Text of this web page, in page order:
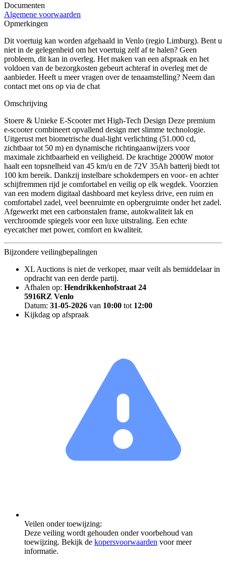
Documenten
Algemene voorwaarden
Opmerkingen
Dit voertuig kan worden afgehaald in Venlo (regio Limburg). Bent u
niet in de gelegenheid om het voertuig zelf af te halen? Geen
probleem, dit kan in overleg. Het maken van een afspraak en het
voldoen van de bezorgkosten gebeurt achteraf in overleg met de
aanbieder. Heeft u meer vragen over de tenaamstelling? Neem dan
contact met ons op via de chat
Omschrijving
Stoere & Unieke E-Scooter met High-Tech Design Deze premium
e-scooter combineert opvallend design met slimme technologie.
Uitgerust met biometrische dual-light verlichting (51.000 cd,
zichtbaar tot 50 m) en dynamische richtingaanwijzers voor
maximale zichtbaarheid en veiligheid. De krachtige 2000W motor
haalt een topsnelheid van 45 km/u en de 72V 35Ah batterij biedt tot
100 km bereik. Dankzij instelbare schokdempers en voor- en achter
schijfremmen rijd je comfortabel en veilig op elk wegdek. Voorzien
van een modern digitaal dashboard met keyless drive, een ruim en
comfortabel zadel, veel beenruimte en opbergruimte onder het zadel.
Afgewerkt met een carbonstalen frame, autokwaliteit lak en
verchroomde spiegels voor een luxe uitstraling. Een echte
eyecatcher met power, comfort en kwaliteit.
Bijzondere veilingbepalingen
XL Auctions is niet de verkoper, maar veilt als bemiddelaar in
opdracht van een derde partij.
Afhalen op: Hendrikkenhofstraat 24
5916RZ Venlo
Datum: 31-05-2026 van 10:00 tot 12:00
Kijkdag op afspraak
Veilen onder toewijzing:
Deze veiling wordt gehouden onder voorbehoud van
toewijzing. Bekijk de kopersvoorwaarden voor meer
informatie.